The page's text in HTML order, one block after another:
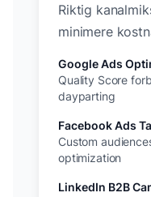
Riktig
minimere
Google Ads
Quality Score
dayparting
Facebook Ads
Custom
optimization
LinkedIn B2B